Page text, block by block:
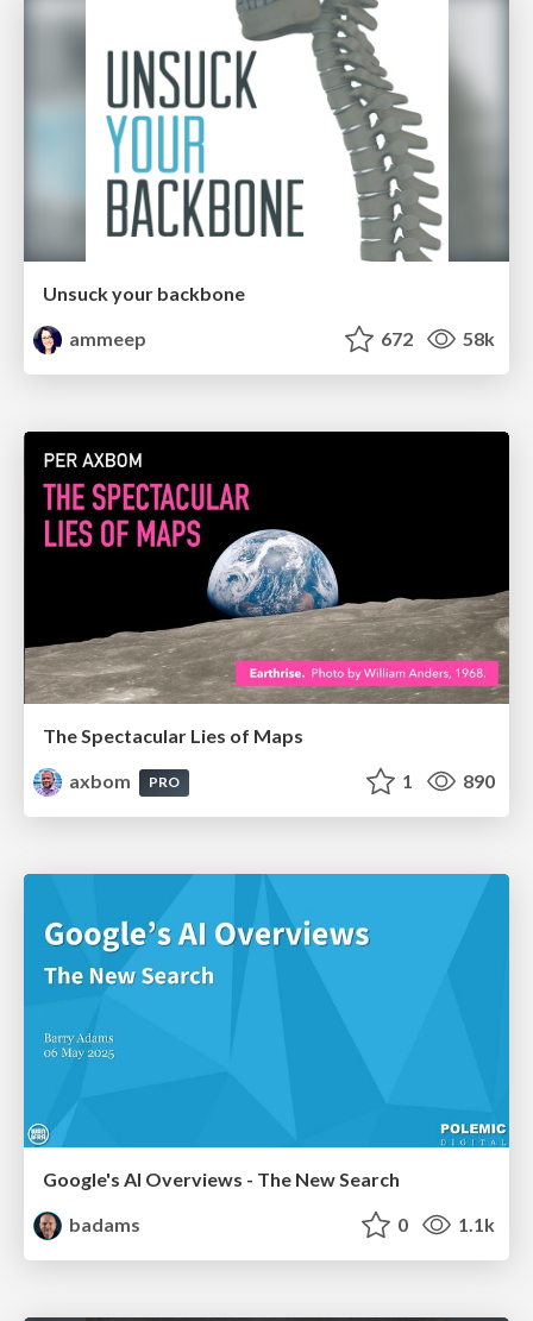
Unsuck your backbone
ammeep
672 58k
The Spectacular Lies of Maps
axbom
PRO 1 890
Google's AI Overviews - The New Search
badams
0 1.1k